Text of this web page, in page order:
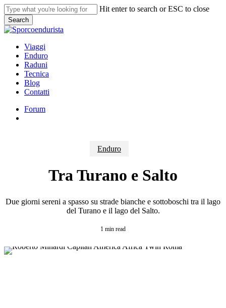
Skip
to
main
content
Hit enter to search or ESC to close
Search
Close
search
Menu
Viaggi
Enduro
Raduni
Tecnica
Blog
Contatti
Forum
Enduro
Tra Turano e Salto
Due giorni sereni a spasso su strade bianche e sottoboschi tra il lago
del Turano e il lago del Salto.
1 min read